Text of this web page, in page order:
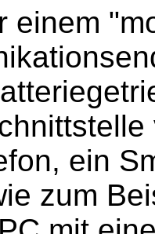
einem
ein
zum